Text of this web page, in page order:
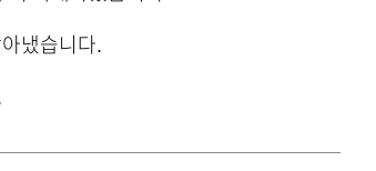
냈습니다.